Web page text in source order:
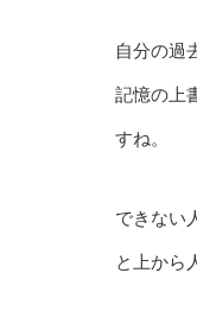
自分の過
記憶の上
すね。
できない
と上から